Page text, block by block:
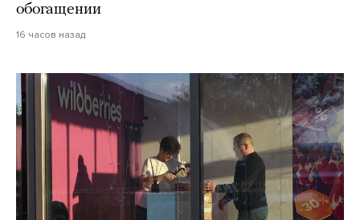
обогащении
16 часов назад